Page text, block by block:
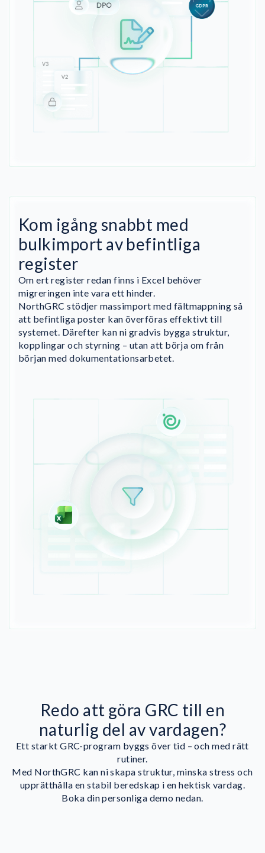
Kom igång snabbt med
bulkimport av befintliga
register
Om ert register redan finns i Excel behöver
migreringen inte vara ett hinder.
NorthGRC stödjer massimport med fältmappning så
att befintliga poster kan överföras effektivt till
systemet. Därefter kan ni gradvis bygga struktur,
kopplingar och styrning – utan att börja om från
början med dokumentationsarbetet.
Redo att göra GRC till en
naturlig del av vardagen?
Ett starkt GRC-program byggs över tid – och med rätt
rutiner.
Med NorthGRC kan ni skapa struktur, minska stress och
upprätthålla en stabil beredskap i en hektisk vardag.
Boka din personliga demo nedan.